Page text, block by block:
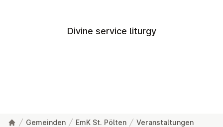
Divine service liturgy
Gemeinden EmK St. Pölten
Veranstaltungen